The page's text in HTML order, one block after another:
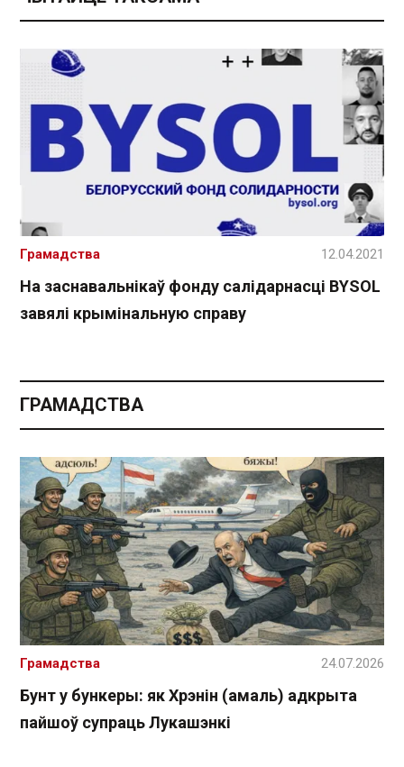
На заснавальнікаў фонду салідарнасці BYSOL
завялі крымінальную справу
Грамадства 12.04.2021
ГРАМАДСТВА
Бунт у бункеры: як Хрэнін (амаль) адкрыта
пайшоў супраць Лукашэнкі
Грамадства 24.07.2026